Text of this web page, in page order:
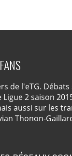
de l'eTG.
2 saison
aussi sur les
Thonon-